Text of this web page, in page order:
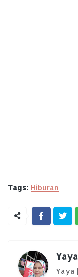
Tags: Hiburan
Yaya